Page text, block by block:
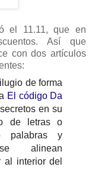
el 11.11, que en
Así que
con dos artículos
de forma
El código Da
en su
de letras o
palabras y
alinean
al interior del